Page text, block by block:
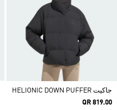
جاكيت HELIONIC DOWN PUFFER
QR 819.00